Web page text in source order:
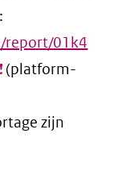
report/01k4
(platform-
zijn